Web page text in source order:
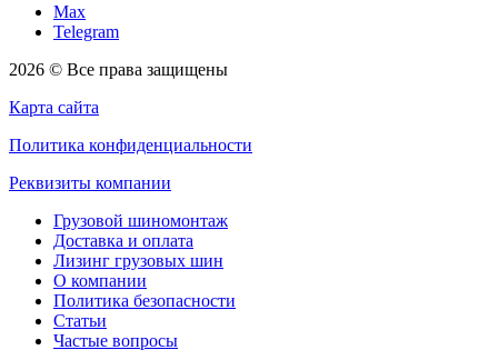
Max
Telegram
2026 © Все права защищены
Карта сайта
Политика конфиденциальности
Реквизиты компании
Грузовой шиномонтаж
Доставка и оплата
Лизинг грузовых шин
О компании
Политика безопасности
Статьи
Частые вопросы